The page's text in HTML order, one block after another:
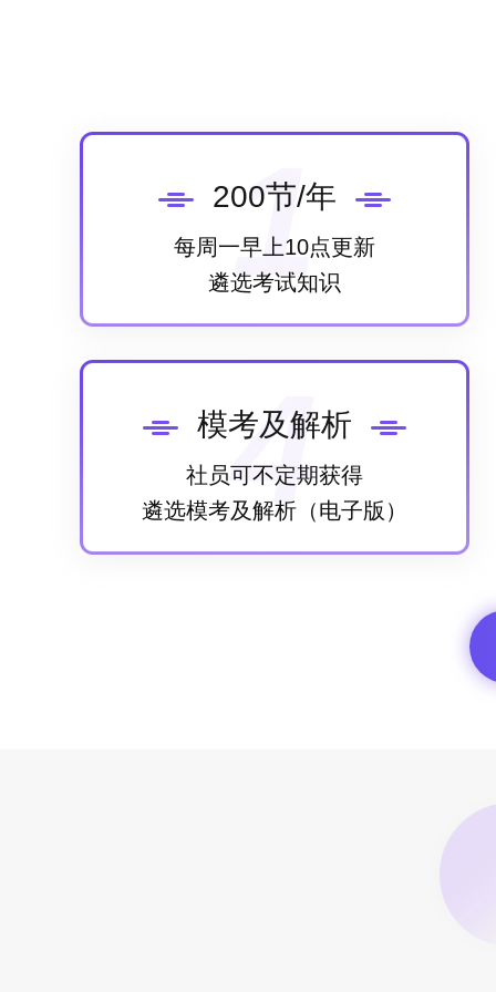
200节/年
每周一早上10点更新
遴选考试知识
1
模考及解析
社员可不定期获得
遴选模考及解析（电子版）
4